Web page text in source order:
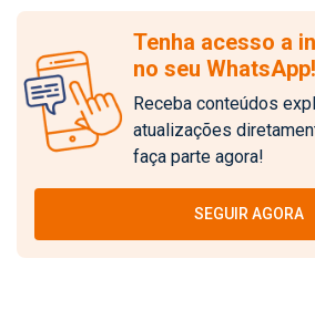
Tenha acesso a
no seu WhatsApp!
Receba conteúdos
atualizações
faça parte agora!
SEGUIR AGORA